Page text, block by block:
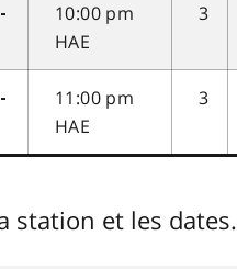
10:00 pm
HAE
3
11:00 pm
HAE
3
station et les dates.